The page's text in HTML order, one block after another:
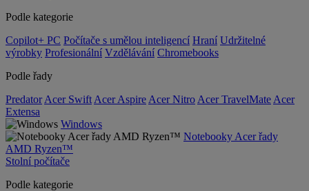
Podle kategorie
Copilot+ PC Počítače s umělou inteligencí Hraní Udržitelné
výrobky Profesionální Vzdělávání Chromebooks
Podle řady
Predator Acer Swift Acer Aspire Acer Nitro Acer TravelMate Acer
Extensa
Windows
Notebooky Acer řady
AMD Ryzen™
Stolní počítače
Podle kategorie